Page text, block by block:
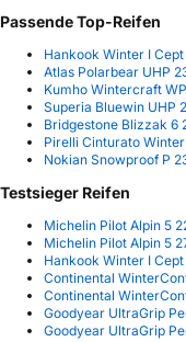
Passende Top-Reifen
Hankook Winter I
Atlas Polarbear UHP
Kumho Wintercraft
Superia Bluewin UHP
Bridgestone Blizzak 6
Pirelli Cinturato
Nokian Snowproof P
Testsieger Reifen
Michelin Pilot Alpin 5
Michelin Pilot Alpin 5
Hankook Winter I
Continental
Continental
Goodyear UltraGrip
Goodyear UltraGrip